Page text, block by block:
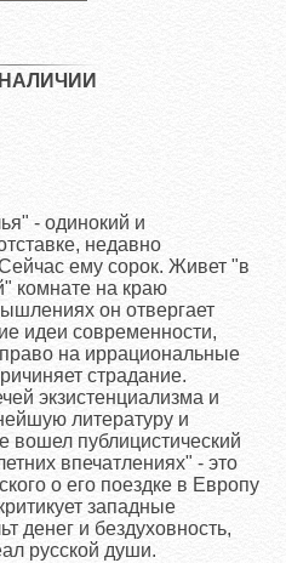
- одинокий и
недавно
ему сорок. Живет "в
комнате на краю
он отвергает
идеи современности,
на иррациональные
страдание.
экзистенциализма и
литературу и
вошел публицистический
впечатлениях" - это
о его поездке в Европу
западные
денег и бездуховность,
русской души.